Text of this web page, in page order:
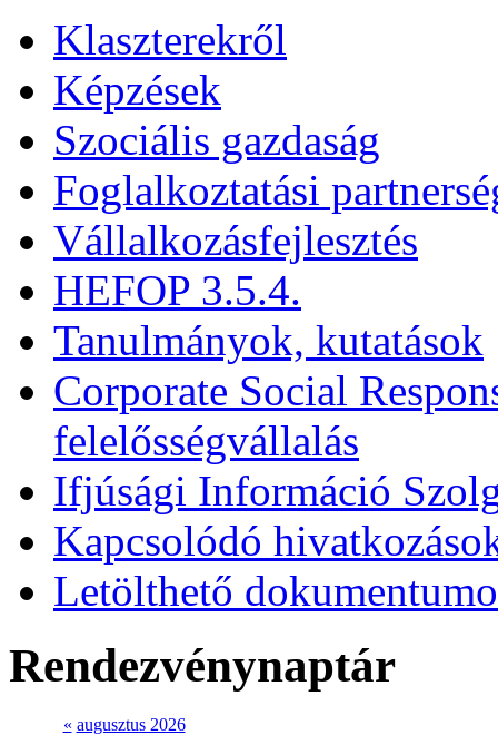
Klaszterekről
Képzések
Szociális gazdaság
Foglalkoztatási
Vállalkozásfejlesztés
HEFOP 3.5.4.
Tanulmányok, kutatások
Corporate Social
felelősségvállalás
Ifjúsági Információ
Kapcsolódó
Letölthető
Rendezvénynaptár
« augusztus 2026